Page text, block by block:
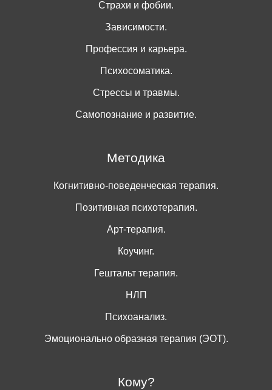
Страхи и фобии.
Зависимости.
Профессия и карьера.
Психосоматика.
Стрессы и травмы.
Самопознание и развитие.
Методика
Когнитивно-поведенческая терапия.
Позитивная психотерапия.
Арт-терапия.
Коучинг.
Гештальт терапия.
НЛП
Психоанализ.
Эмоционально образная терапия (ЭОТ).
Кому?